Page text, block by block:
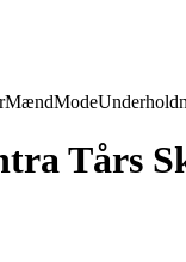
MændMode
Tårs